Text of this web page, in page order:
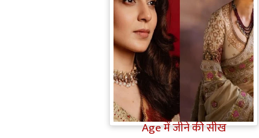
Bollywood Gossip: Gen Z को
'गटरछाप' कहने वाली Kangana
Ranaut के बदले सुर, दी Digital
Age में जीने की सीख